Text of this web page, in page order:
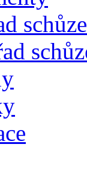
schůze